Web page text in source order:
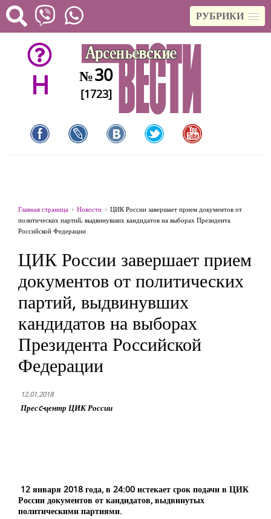
РУБРИКИ
H №30
[1723]
Главная страница Новости
ЦИК России завершает прием документов от
политических партий, выдвинувших кандидатов на выборах Президента
Российской Федерации
ЦИК России завершает прием
документов от политических
партий, выдвинувших
кандидатов на выборах
Президента Российской
Федерации
12.01.2018
Пресc-центр ЦИК России
12 января 2018 года, в 24:00 истекает срок подачи в ЦИК
России документов от кандидатов, выдвинутых
политическими партиями.